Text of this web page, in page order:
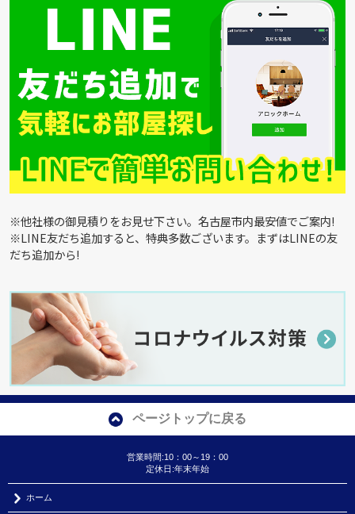
※他社様の御見積りをお見せ下さい。名古屋市内最安値でご案内!
※LINE友だち追加すると、特典多数ございます。まずはLINEの友
だち追加から!
ページトップに戻る
営業時間:10：00～19：00
定休日:年末年始
ホーム